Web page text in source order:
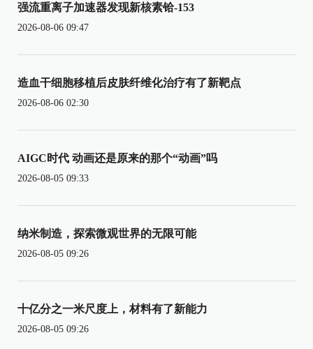
强流重离子加速器发现新核素铪-153
2026-08-06 09:47
造血干细胞移植后皮肤纤维化治疗有了新靶点
2026-08-06 02:30
AIGC时代 动画还是原来的那个“动画”吗
2026-08-05 09:33
纳米制造，探索微观世界的无限可能
2026-08-05 09:26
十亿分之一米尺度上，材料有了新能力
2026-08-05 09:26